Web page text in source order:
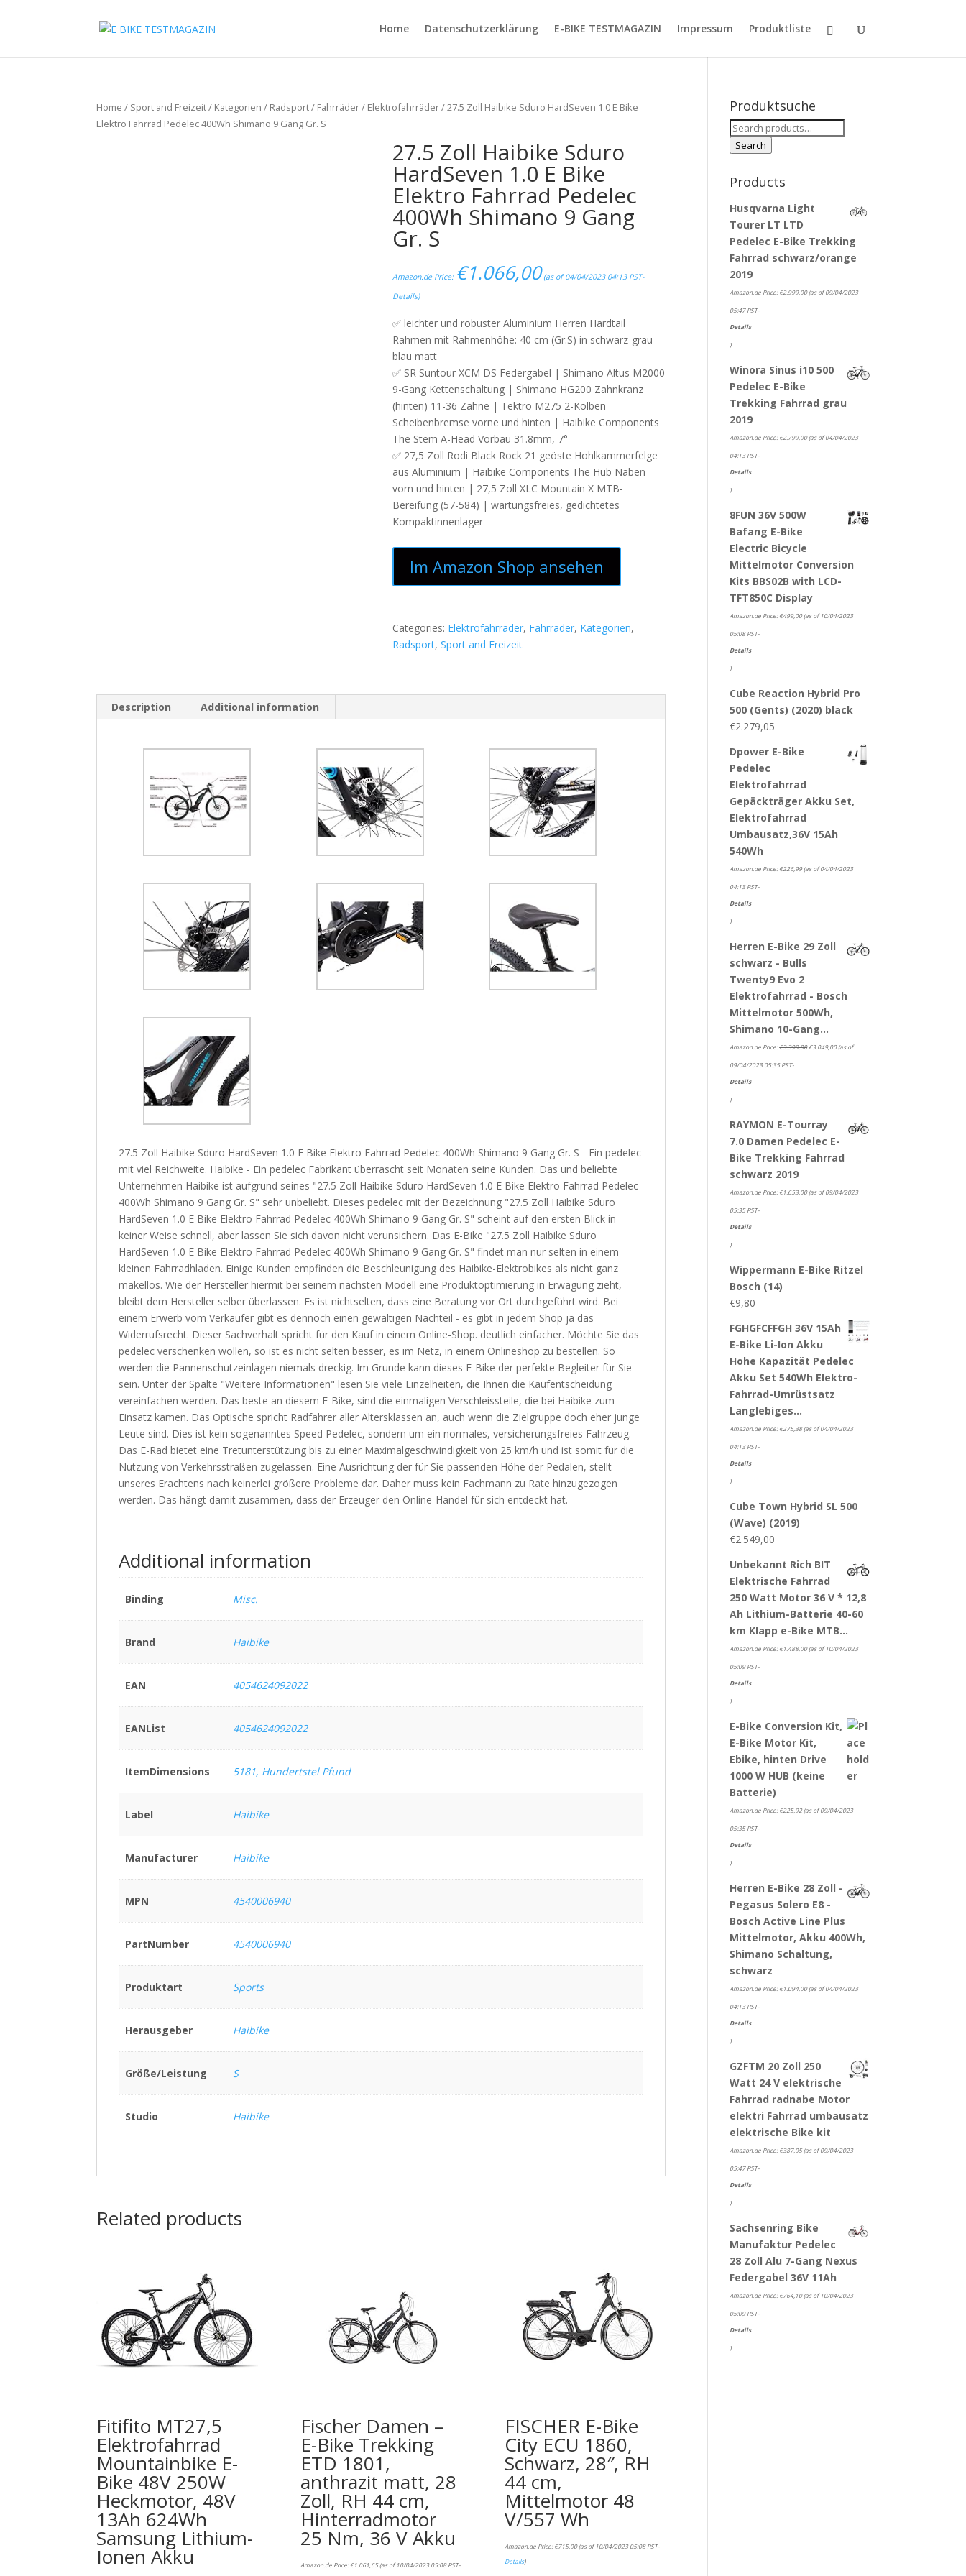
Home Datenschutzerklärung E-BIKE TESTMAGAZIN Impressum Produktliste
Home / Sport and Freizeit/ Kategorien / Radsport/ Fahrräder/ Elektrofahrräder/ 27.5 Zoll Haibike Sduro HardSeven 1.0 E Bike
Elektro Fahrrad Pedelec 400Wh Shimano 9 Gang Gr. S
27.5 Zoll Haibike Sduro
HardSeven 1.0 E Bike
Elektro Fahrrad Pedelec
400Wh Shimano 9 Gang
Gr. S
Amazon.de Price: €1.066,00(as of 04/04/2023 04:13 PST-
Details)
✅ leichter und robuster Aluminium Herren Hardtail
Rahmen mit Rahmenhöhe: 40 cm (Gr.S) in schwarz-grau-
blau matt
✅ SR Suntour XCM DS Federgabel | Shimano Altus M2000
9-Gang Kettenschaltung | Shimano HG200 Zahnkranz
(hinten) 11-36 Zähne | Tektro M275 2-Kolben
Scheibenbremse vorne und hinten | Haibike Components
The Stem A-Head Vorbau 31.8mm, 7°
✅ 27,5 Zoll Rodi Black Rock 21 geöste Hohlkammerfelge
aus Aluminium | Haibike Components The Hub Naben
vorn und hinten | 27,5 Zoll XLC Mountain X MTB-
Bereifung (57-584) | wartungsfreies, gedichtetes
Kompaktinnenlager
Im Amazon Shop ansehen
Categories: Elektrofahrräder, Fahrräder, Kategorien,
Radsport,Sport and Freizeit
Description Additional information
27.5 Zoll Haibike Sduro HardSeven 1.0 E Bike Elektro Fahrrad Pedelec 400Wh Shimano 9 Gang Gr. S - Ein pedelec
mit viel Reichweite. Haibike - Ein pedelec Fabrikant überrascht seit Monaten seine Kunden. Das und beliebte
Unternehmen Haibike ist aufgrund seines "27.5 Zoll Haibike Sduro HardSeven 1.0 E Bike Elektro Fahrrad Pedelec
400Wh Shimano 9 Gang Gr. S" sehr unbeliebt. Dieses pedelec mit der Bezeichnung "27.5 Zoll Haibike Sduro
HardSeven 1.0 E Bike Elektro Fahrrad Pedelec 400Wh Shimano 9 Gang Gr. S" scheint auf den ersten Blick in
keiner Weise schnell, aber lassen Sie sich davon nicht verunsichern. Das E-Bike "27.5 Zoll Haibike Sduro
HardSeven 1.0 E Bike Elektro Fahrrad Pedelec 400Wh Shimano 9 Gang Gr. S" findet man nur selten in einem
kleinen Fahrradhladen. Einige Kunden empfinden die Beschleunigung des Haibike-Elektrobikes als nicht ganz
makellos. Wie der Hersteller hiermit bei seinem nächsten Modell eine Produktoptimierung in Erwägung zieht,
bleibt dem Hersteller selber überlassen. Es ist nichtselten, dass eine Beratung vor Ort durchgeführt wird. Bei
einem Erwerb vom Verkäufer gibt es dennoch einen gewaltigen Nachteil - es gibt in jedem Shop ja das
Widerrufsrecht. Dieser Sachverhalt spricht für den Kauf in einem Online-Shop. deutlich einfacher. Möchte Sie das
pedelec verschenken wollen, so ist es nicht selten besser, es im Netz, in einem Onlineshop zu bestellen. So
werden die Pannenschutzeinlagen niemals dreckig. Im Grunde kann dieses E-Bike der perfekte Begleiter für Sie
sein. Unter der Spalte "Weitere Informationen" lesen Sie viele Einzelheiten, die Ihnen die Kaufentscheidung
vereinfachen werden. Das beste an diesem E-Bike, sind die einmaligen Verschleissteile, die bei Haibike zum
Einsatz kamen. Das Optische spricht Radfahrer aller Altersklassen an, auch wenn die Zielgruppe doch eher junge
Leute sind. Dies ist kein sogenanntes Speed Pedelec, sondern um ein normales, versicherungsfreies Fahrzeug.
Das E-Rad bietet eine Tretunterstützung bis zu einer Maximalgeschwindigkeit von 25 km/h und ist somit für die
Nutzung von Verkehrsstraßen zugelassen. Eine Ausrichtung der für Sie passenden Höhe der Pedalen, stellt
unseres Erachtens nach keinerlei größere Probleme dar. Daher muss kein Fachmann zu Rate hinzugezogen
werden. Das hängt damit zusammen, dass der Erzeuger den Online-Handel für sich entdeckt hat.
Additional information
Binding Misc.
Brand Haibike
EAN 4054624092022
EANList 4054624092022
ItemDimensions 5181, Hundertstel Pfund
Label Haibike
Manufacturer Haibike
MPN 4540006940
PartNumber 4540006940
Produktart Sports
Herausgeber Haibike
Größe/Leistung S
Studio Haibike
Related products
Fitifito MT27,5
Elektrofahrrad
Mountainbike E-
Bike 48V 250W
Heckmotor, 48V
13Ah 624Wh
Samsung Lithium-
Ionen Akku
Fischer Damen –
E-Bike Trekking
ETD 1801,
anthrazit matt, 28
Zoll, RH 44 cm,
Hinterradmotor
25 Nm, 36 V Akku
Amazon.de Price:€1.061,65(as of 10/04/2023 05:08 PST-
FISCHER E-Bike
City ECU 1860,
Schwarz, 28″, RH
44 cm,
Mittelmotor 48
V/557 Wh
Amazon.de Price:€715,00(as of 10/04/2023 05:08 PST-
Details)
Produktsuche
Search
for:
Search
Products
Husqvarna Light
Tourer LT LTD
Pedelec E-Bike Trekking
Fahrrad schwarz/orange
2019
Amazon.de Price:€2.999,00(as of 09/04/2023
05:47 PST-
Details
)
Winora Sinus i10 500
Pedelec E-Bike
Trekking Fahrrad grau
2019
Amazon.de Price:€2.799,00(as of 04/04/2023
04:13 PST-
Details
)
8FUN 36V 500W
Bafang E-Bike
Electric Bicycle
Mittelmotor Conversion
Kits BBS02B with LCD-
TFT850C Display
Amazon.de Price:€499,00(as of 10/04/2023
05:08 PST-
Details
)
Cube Reaction Hybrid Pro
500 (Gents) (2020) black
€2.279,05
Dpower E-Bike
Pedelec
Elektrofahrrad
Gepäckträger Akku Set,
Elektrofahrrad
Umbausatz,36V 15Ah
540Wh
Amazon.de Price:€226,99(as of 04/04/2023
04:13 PST-
Details
)
Herren E-Bike 29 Zoll
schwarz - Bulls
Twenty9 Evo 2
Elektrofahrrad - Bosch
Mittelmotor 500Wh,
Shimano 10-Gang…
Amazon.de Price:€3.399,00 €3.049,00(as of
09/04/2023 05:35 PST-
Details
)
RAYMON E-Tourray
7.0 Damen Pedelec E-
Bike Trekking Fahrrad
schwarz 2019
Amazon.de Price:€1.653,00(as of 09/04/2023
05:35 PST-
Details
)
Wippermann E-Bike Ritzel
Bosch (14)
€9,80
FGHGFCFFGH 36V 15Ah
E-Bike Li-Ion Akku
Hohe Kapazität Pedelec
Akku Set 540Wh Elektro-
Fahrrad-Umrüstsatz
Langlebiges…
Amazon.de Price:€275,38(as of 04/04/2023
04:13 PST-
Details
)
Cube Town Hybrid SL 500
(Wave) (2019)
€2.549,00
Unbekannt Rich BIT
Elektrische Fahrrad
250 Watt Motor 36 V * 12,8
Ah Lithium-Batterie 40-60
km Klapp e-Bike MTB…
Amazon.de Price:€1.488,00(as of 10/04/2023
05:09 PST-
Details
)
E-Bike Conversion Kit,
E-Bike Motor Kit,
Ebike, hinten Drive
1000 W HUB (keine
Batterie)
Amazon.de Price:€225,92(as of 09/04/2023
05:35 PST-
Details
)
Herren E-Bike 28 Zoll -
Pegasus Solero E8 -
Bosch Active Line Plus
Mittelmotor, Akku 400Wh,
Shimano Schaltung,
schwarz
Amazon.de Price:€1.094,00(as of 04/04/2023
04:13 PST-
Details
)
GZFTM 20 Zoll 250
Watt 24 V elektrische
Fahrrad radnabe Motor
elektri Fahrrad umbausatz
elektrische Bike kit
Amazon.de Price:€387,05(as of 09/04/2023
05:47 PST-
Details
)
Sachsenring Bike
Manufaktur Pedelec
28 Zoll Alu 7-Gang Nexus
Federgabel 36V 11Ah
Amazon.de Price:€764,10(as of 10/04/2023
05:09 PST-
Details
)